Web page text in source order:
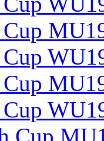
Cup